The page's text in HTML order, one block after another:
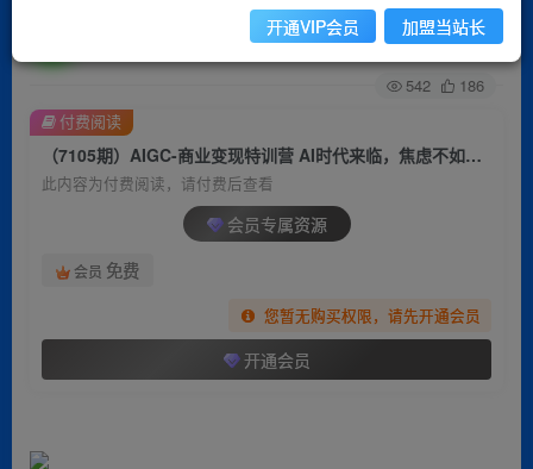
关注 私信
542 186
（7105期）AIGC-商业变现特训营 AI时代来临，焦虑不如行动 躬身入局是最好的选择
此内容为付费阅读，请付费后查看
会员专属资源
会员 免费
您暂无购买权限，请先开通会员
开通会员
付费阅读
开通VIP会员 加盟当站长